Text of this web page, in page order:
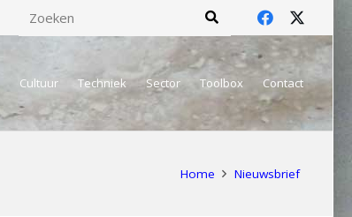
Cultuur Techniek Sector Toolbox Contact
Home Nieuwsbrief